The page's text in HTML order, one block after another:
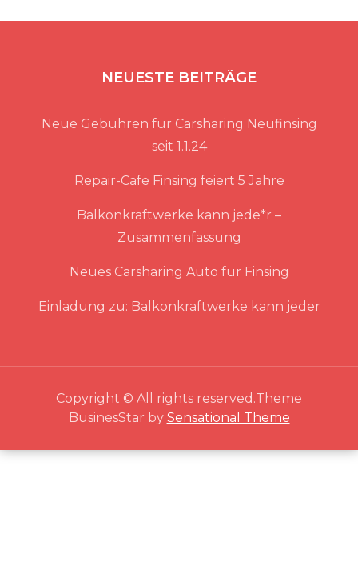
NEUESTE BEITRÄGE
Neue Gebühren für Carsharing Neufinsing
seit 1.1.24
Repair-Cafe Finsing feiert 5 Jahre
Balkonkraftwerke kann jede*r –
Zusammenfassung
Neues Carsharing Auto für Finsing
Einladung zu: Balkonkraftwerke kann jeder
Copyright © All rights reserved.Theme
BusinesStar by Sensational Theme